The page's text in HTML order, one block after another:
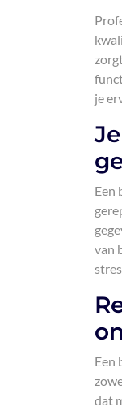
je
Een
van
Een
dat